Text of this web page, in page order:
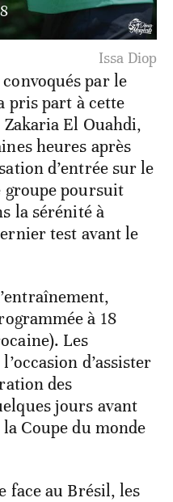
Issa Diop
par le
pris part à cette
Zakaria El Ouahdi,
heures après
d’entrée sur le
poursuit
la sérénité à
test avant le
à 18
Les
d’assister
des
jours avant
Coupe du monde
face au Brésil, les